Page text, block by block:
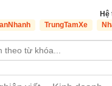
TrungTamXe